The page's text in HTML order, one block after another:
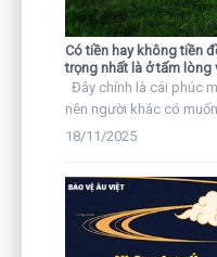
Có tiền hay không tiền
trọng nhất là ở tấm lòng
Đây chính là cái phúc
nên người khác có
18/11/2025